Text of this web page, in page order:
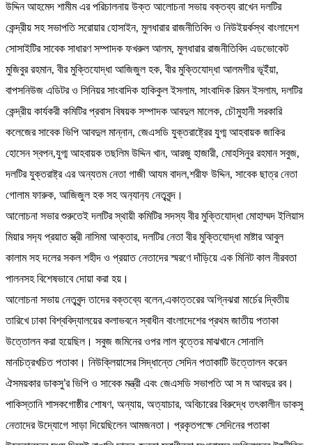
উদ্দিন আহমেদ শামীম এর পরিচালনায় উক্ত আলোচনা সভায় বক্তব্য রাখেন দলটির
কেন্দ্রীয় সহ সভাপতি সরোয়ার হোসাইন, মুলধারার রাজনীতিবিদ ও নিউইয়র্কস্থ বাংলাদেশ
সোসাইটির সাবেক সাধারণ সম্পাদক ফখরুল আলম, মুলধারার রাজনীতিবিদ এডভোকেট
মুজিবুর রহমান, বীর মুক্তিযোদ্ধা আজিজুল হক, বীর মুক্তিযোদ্ধা আলমগীর ভূইঁয়া,
বাপসনিউজ এডিটর ও সিনিয়র সাংবাদিক হাকিকুল ইসলাম, সাংবাদিক রিমন ইসলাম, দলটির
কেন্দ্রীয় কার্যকরী কমিটির প্রবাস বিষয়ক সম্পাদক আবদুল মালেক, চৌমুহানী সরকারি
কলেজের সাবেক ভিপি আবদুল মান্নান, জেএসডি যুক্তরাষ্ট্রের যুগ্ম আহবায়ক জাকির
হোসেন স্বপন,যুগ্ম আহবায়ক তছলিম উদ্দিন খান, আরজু হাজারী, মোহসিনুর রহমান সবুজ,
দলটির যুক্তরাষ্ট্র এর অন্যতম নেতা গাজী আযম বাদল,শরীফ উদ্দিন, সাবেক ছাত্র নেতা
গোলাম ফারুক, আজিজুল হক সহ অন‍্যান‍্য নেতৃবৃন্দ।
আলোচনা সভার শুরুতেই দলটির স্থায়ী কমিটির সদস্য বীর মুক্তিযোদ্ধা মোহাম্মদ ইলিয়াস
মিয়ার সদ‍্য প্রয়াত স্ত্রী নাসিমা আক্তার, দলটির নেতা বীর মুক্তিযোদ্ধা মাষ্টার আবুল
কালাম সহ দলের সকল শহীদ ও প্রয়াত নেতাদের স্মরণে দাঁড়িয়ে এক মিনিট কাল নীরবতা
পালনসহ বিশেষভাবে দোয়া করা হয়।
আলোচনা সভায় নেতৃবৃন্দ তাদের বক্তব্যে বলেন,একাত্তরের অগ্নিঝরা মার্চের দ্বিতীয়
তারিখে ঢাকা বিশ্ববিদ্যালয়ের কলাভবনে স্বাধীন বাংলাদেশের প্রথম জাতীয় পতাকা
উত্তোলন করা হয়েছিল। সবুজ জমিনের ওপর লাল বৃত্তের মাঝখানে সোনালি
মানচিত্রখচিত পতাকা। নিউক্লিয়াসের সিদ্ধান্তে সেদিন পতাকাটি উত্তোলন করেন
ঐসময়কার ডাকসু’র ভিপি ও সাবেক মন্ত্রী এবং জেএসডি সভাপতি আ স ম আবদুর রব।
পাকিস্তানি শাসকগোষ্ঠীর শোষণ, অন্যায়, অত্যাচার, অবিচারের বিরুদ্ধে তৎকালীন ডাকসু
নেতাদের উদ্যোগে সাড়া দিয়েছিলেন আমজনতা। প্রকৃতপক্ষে সেদিনের পতাকা